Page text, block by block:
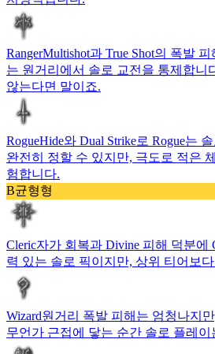
RangerMultishot과 True Shot의 폭발
는 원거리에서 솔로 교전을 통제합니
않는다면 말이죠.
RogueHide와 Dual Strike로 Rogue는
완전히 정할 수 있지만, 극도로 적은
험합니다.
B균형형
Cleric자가 회복과 Divine 피해 덕분에
력 있는 솔로 픽이지만, 상위 티어보
Wizard원거리 폭발 피해는 엄청나지
무언가 근접에 닿는 순간 솔로 플레